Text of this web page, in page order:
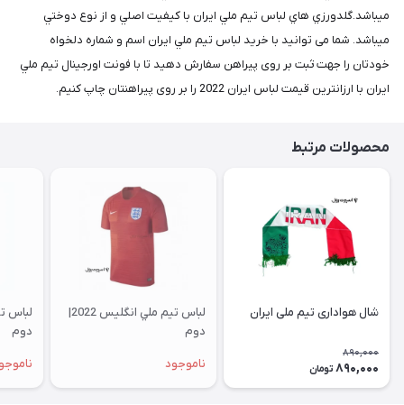
ميباشد.گلدورزي هاي لباس تيم ملي ایران با كيفيت اصلي و از نوع دوختي
ميباشد. شما می توانید با خريد لباس تيم ملي ایران اسم و شماره دلخواه
خودتان را جهت ثبت بر روی پیراهن سفارش دهید تا با فونت اورجینال تيم ملي
ایران با ارزانترين قيمت لباس ایران 2022 را بر روی پیراهنتان چاپ كنيم.
محصولات مرتبط
شال هواداری تیم ملی ایران
890,000
890,000 تومان
لباس تيم ملي انگلیس 2022|
دوم
ناموجود
دوم